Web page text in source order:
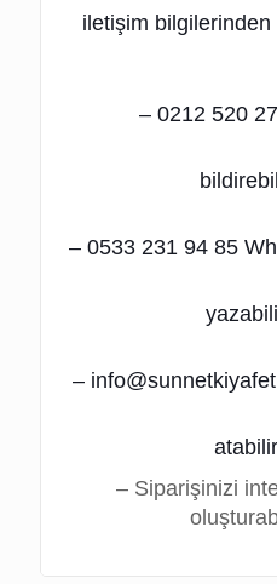
iletişim
– 0212 520
– 0533 231 94 85
–
– Siparişinizi